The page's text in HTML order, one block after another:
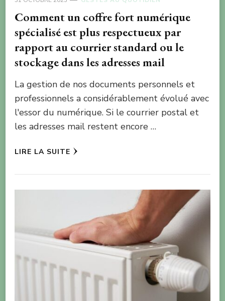
Comment un coffre fort numérique
spécialisé est plus respectueux par
rapport au courrier standard ou le
stockage dans les adresses mail
La gestion de nos documents personnels et
professionnels a considérablement évolué avec
l'essor du numérique. Si le courrier postal et
les adresses mail restent encore …
LIRE LA SUITE